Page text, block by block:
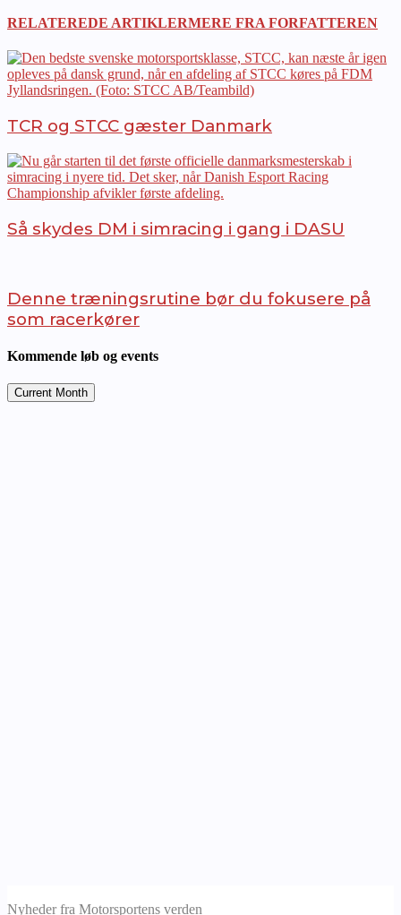
RELATEREDE ARTIKLERMERE FRA FORFATTEREN
TCR og STCC gæster Danmark
Så skydes DM i simracing i gang i DASU
Denne træningsrutine bør du fokusere på
som racerkører
Kommende løb og events
Current Month
Nyheder fra Motorsportens verden